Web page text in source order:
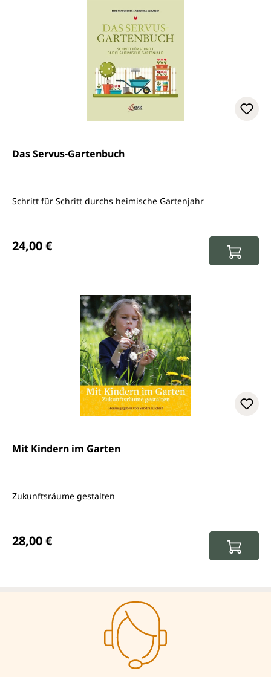
Das Servus-Gartenbuch
Schritt für Schritt durchs heimische Gartenjahr
24,00 €
Mit Kindern im Garten
Zukunftsräume gestalten
28,00 €